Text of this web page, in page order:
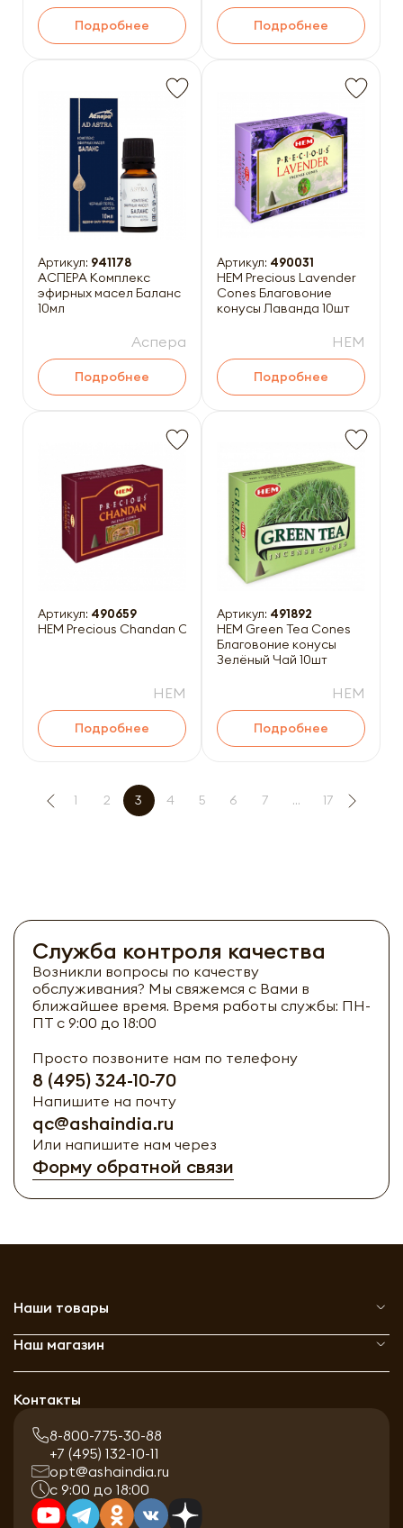
Подробнее Подробнее
Артикул: 941178
АСПЕРА Комплекс
эфирных масел Баланс
10мл
Аспера
Подробнее
Артикул: 490031
HEM Precious Lavender
Cones Благовоние
конусы Лаванда 10шт
HEM
Подробнее
Артикул: 490659
HEM Precious Chandan Cones Благовоние конусы Сандал
HEM
Подробнее
Артикул: 491892
HEM Green Tea Cones
Благовоние конусы
Зелёный Чай 10шт
HEM
Подробнее
1 2 3 4 5 6 7 ... 17
Служба контроля качества
Возникли вопросы по качеству
обслуживания? Мы свяжемся с Вами в
ближайшее время. Время работы службы: ПН-
ПТ с 9:00 до 18:00
Просто позвоните нам по телефону
8 (495) 324-10-70
Напишите на почту
qc@ashaindia.ru
Или напишите нам через
Форму обратной связи
Наши товары
Наш магазин
Контакты
8-800-775-30-88
+7 (495) 132-10-11
opt@ashaindia.ru
с 9:00 до 18:00